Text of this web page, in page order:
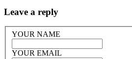
Leave a reply
YOUR NAME
YOUR EMAIL